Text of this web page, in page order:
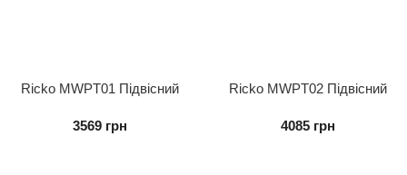
Ricko MWPT01 Підвісний
3569 грн
Ricko MWPT02 Підвісний
4085 грн